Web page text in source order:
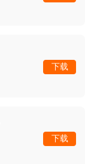
下载
下载